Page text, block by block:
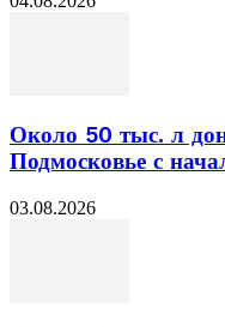
Около 50 тыс. л
Подмосковье с
03.08.2026